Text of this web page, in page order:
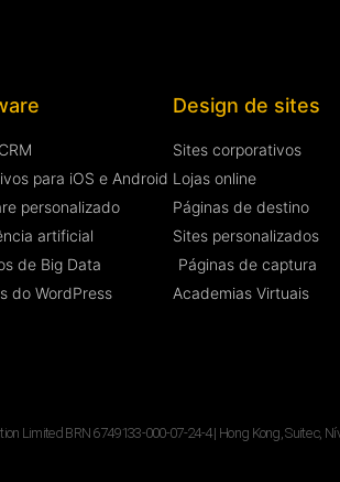
para iOS e Android
personalizado
artificial
de Big Data
do WordPress
Design de sites
Sites corporativos
Lojas online
Páginas de destino
Sites personalizados
Páginas de captura
Academias Virtuais
Limited BRN 6749133-000-07-24-4 | Hong Kong, Suite c,